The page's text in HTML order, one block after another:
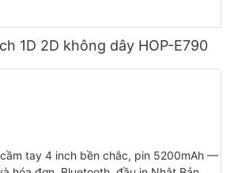
1D 2D không dây HOP-E790